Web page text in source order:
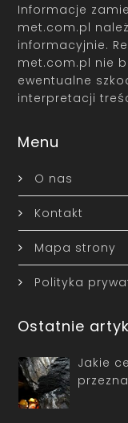
Informacje
met.com.pl
informacyjnie.
met.com.pl nie
ewentualne
interpretacji
Menu
O nas
Kontakt
Mapa strony
Polityka
Ostatnie
Jakie